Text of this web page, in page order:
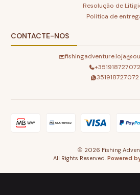
Resolução de
Politica de
CONTACTE-NOS
+351918727072
351918727072
2026 Fishing
All Rights Reserved. Powered